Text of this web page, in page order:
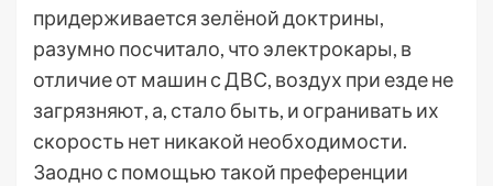
придерживается зелёной доктрины,
разумно посчитало, что электрокары, в
отличие от машин с ДВС, воздух при езде не
загрязняют, а, стало быть, и огранивать их
скорость нет никакой необходимости.
Заодно с помощью такой преференции